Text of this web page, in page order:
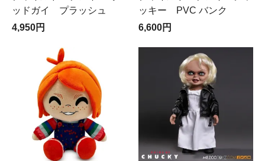
ッドガイ プラッシュ
4,950円
ッキー PVC バンク
6,600円